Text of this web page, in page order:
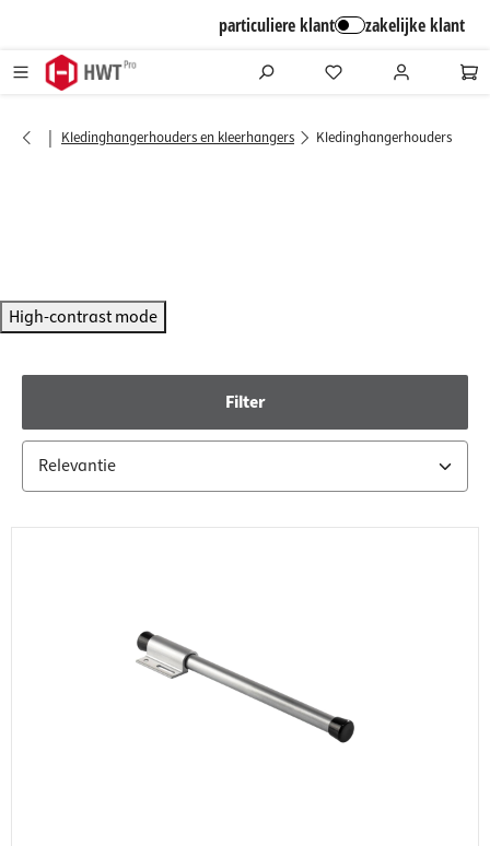
particuliere klant zakelijke klant
| Kledinghangerhouders en kleerhangers Kledinghangerhouders
High-contrast mode
Filter